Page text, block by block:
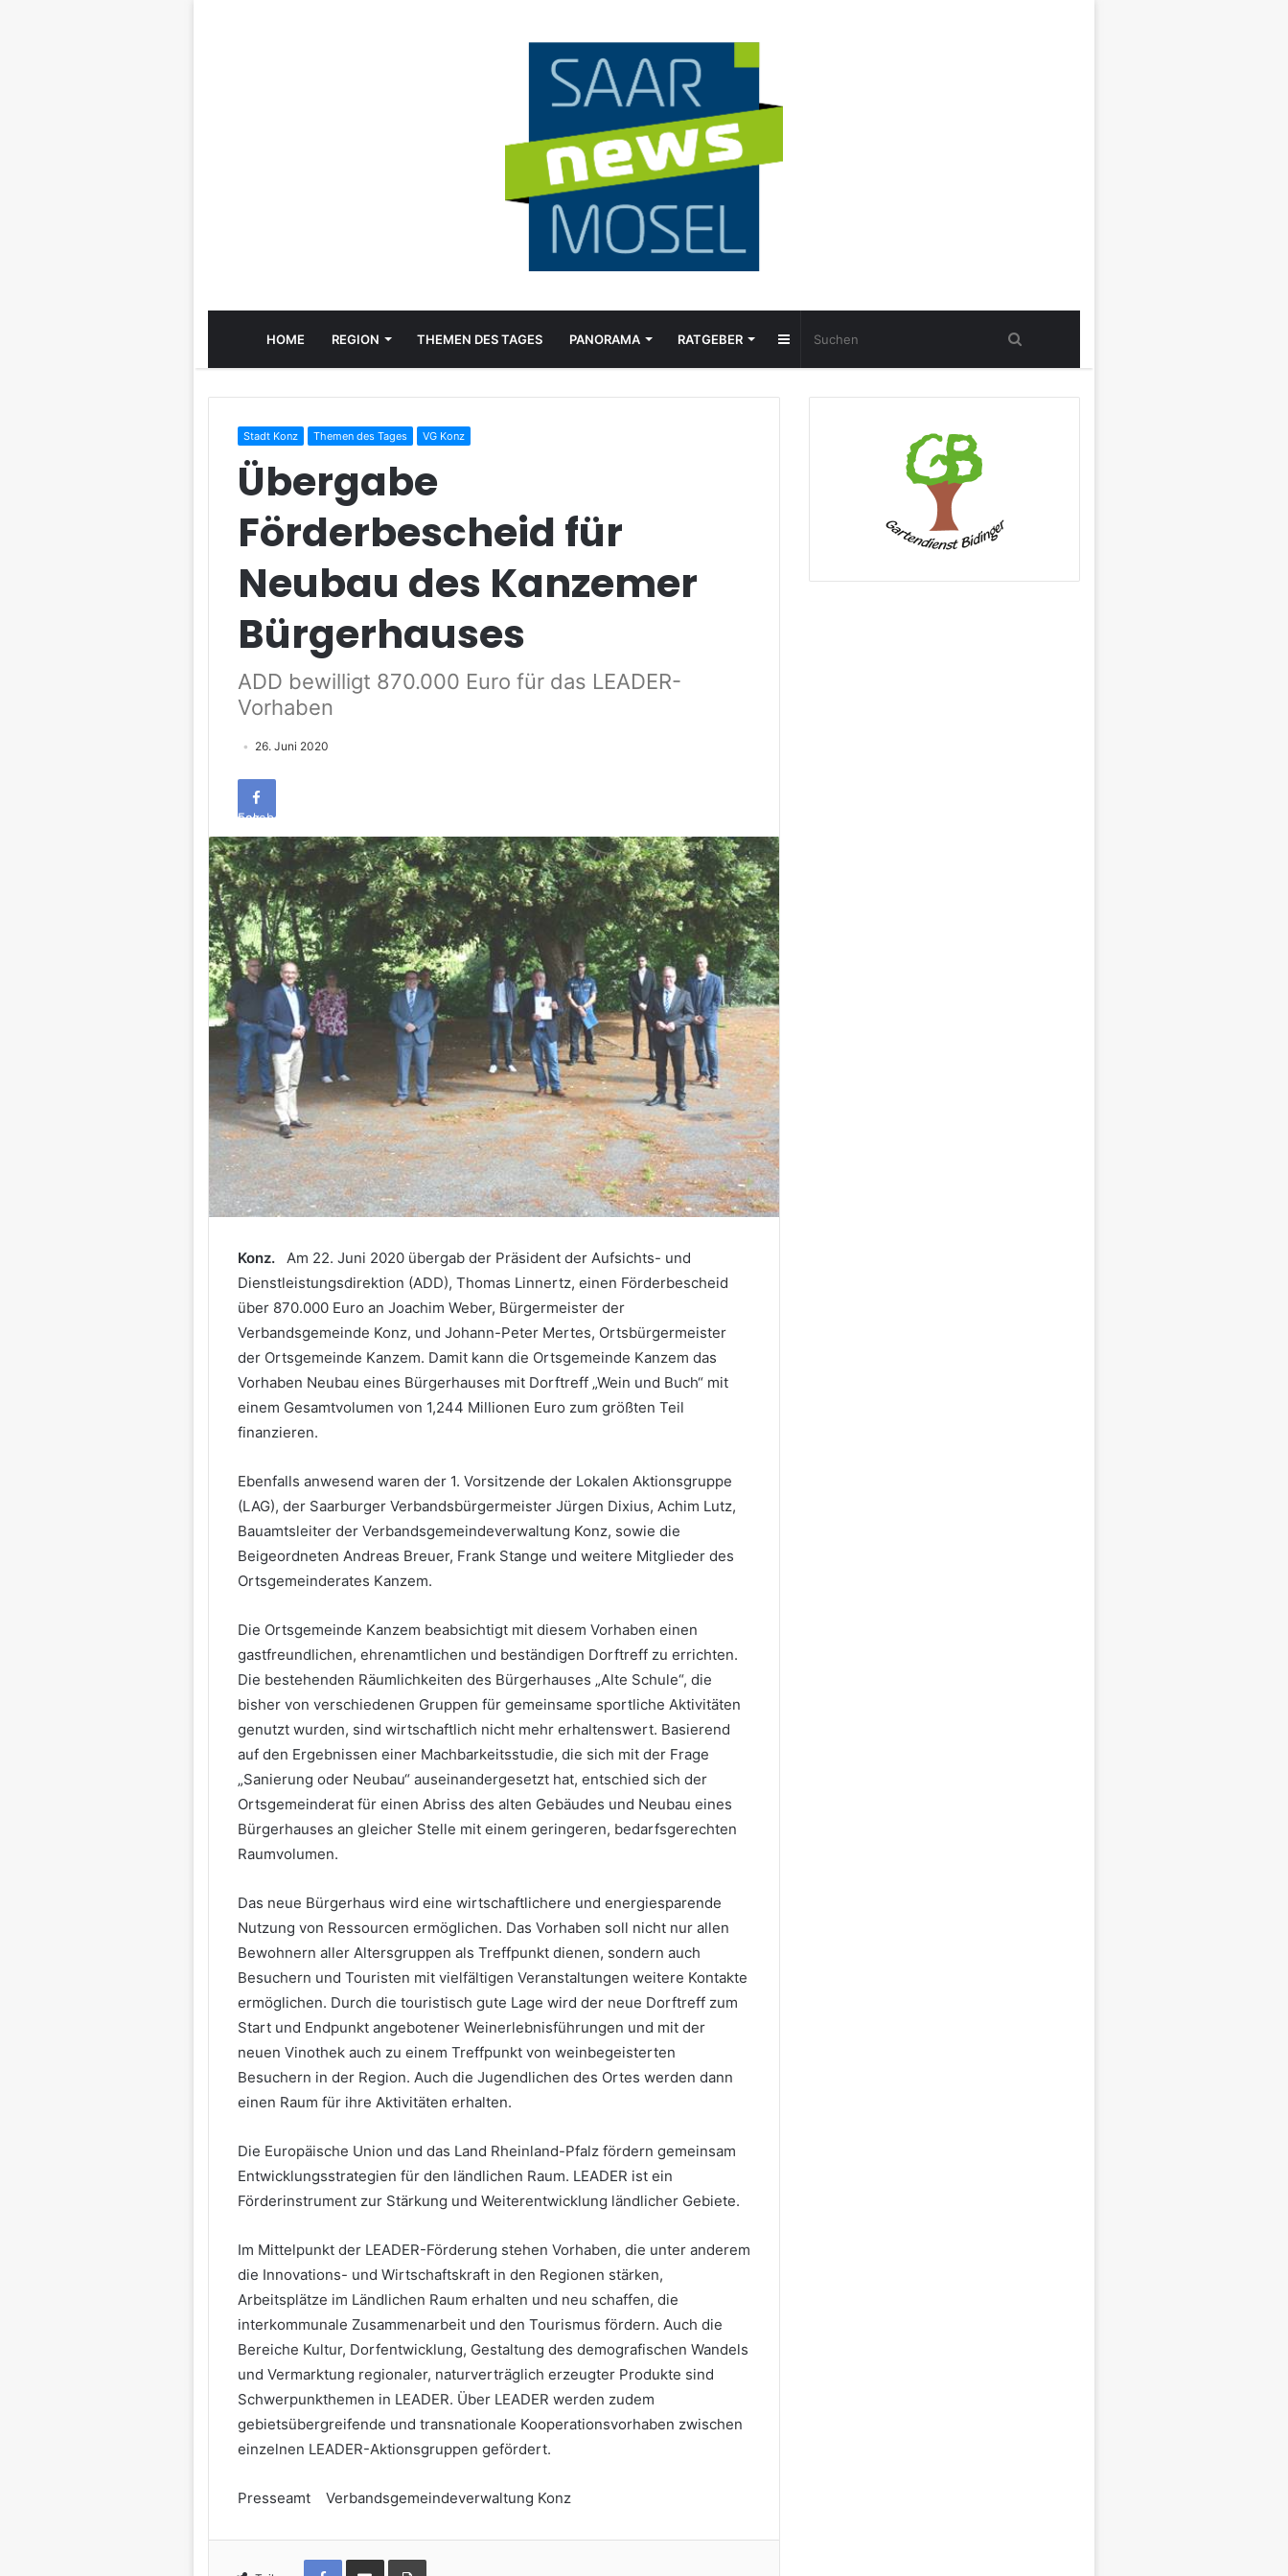
HOME REGION THEMEN DES TAGES PANORAMA RATGEBER Sidebar
Stadt Konz Themen des Tages VG Konz
Übergabe
Förderbescheid für
Neubau des Kanzemer
Bürgerhauses
ADD bewilligt 870.000 Euro für das LEADER-
Vorhaben
26. Juni 2020
Facebook
Konz. Am 22. Juni 2020 übergab der Präsident der Aufsichts- und
Dienstleistungsdirektion (ADD), Thomas Linnertz, einen Förderbescheid
über 870.000 Euro an Joachim Weber, Bürgermeister der
Verbandsgemeinde Konz, und Johann-Peter Mertes, Ortsbürgermeister
der Ortsgemeinde Kanzem. Damit kann die Ortsgemeinde Kanzem das
Vorhaben Neubau eines Bürgerhauses mit Dorftreff „Wein und Buch“ mit
einem Gesamtvolumen von 1,244 Millionen Euro zum größten Teil
finanzieren.
Ebenfalls anwesend waren der 1. Vorsitzende der Lokalen Aktionsgruppe
(LAG), der Saarburger Verbandsbürgermeister Jürgen Dixius, Achim Lutz,
Bauamtsleiter der Verbandsgemeindeverwaltung Konz, sowie die
Beigeordneten Andreas Breuer, Frank Stange und weitere Mitglieder des
Ortsgemeinderates Kanzem.
Die Ortsgemeinde Kanzem beabsichtigt mit diesem Vorhaben einen
gastfreundlichen, ehrenamtlichen und beständigen Dorftreff zu errichten.
Die bestehenden Räumlichkeiten des Bürgerhauses „Alte Schule“, die
bisher von verschiedenen Gruppen für gemeinsame sportliche Aktivitäten
genutzt wurden, sind wirtschaftlich nicht mehr erhaltenswert. Basierend
auf den Ergebnissen einer Machbarkeitsstudie, die sich mit der Frage
„Sanierung oder Neubau“ auseinandergesetzt hat, entschied sich der
Ortsgemeinderat für einen Abriss des alten Gebäudes und Neubau eines
Bürgerhauses an gleicher Stelle mit einem geringeren, bedarfsgerechten
Raumvolumen.
Das neue Bürgerhaus wird eine wirtschaftlichere und energiesparende
Nutzung von Ressourcen ermöglichen. Das Vorhaben soll nicht nur allen
Bewohnern aller Altersgruppen als Treffpunkt dienen, sondern auch
Besuchern und Touristen mit vielfältigen Veranstaltungen weitere Kontakte
ermöglichen. Durch die touristisch gute Lage wird der neue Dorftreff zum
Start und Endpunkt angebotener Weinerlebnisführungen und mit der
neuen Vinothek auch zu einem Treffpunkt von weinbegeisterten
Besuchern in der Region. Auch die Jugendlichen des Ortes werden dann
einen Raum für ihre Aktivitäten erhalten.
Die Europäische Union und das Land Rheinland-Pfalz fördern gemeinsam
Entwicklungsstrategien für den ländlichen Raum. LEADER ist ein
Förderinstrument zur Stärkung und Weiterentwicklung ländlicher Gebiete.
Im Mittelpunkt der LEADER-Förderung stehen Vorhaben, die unter anderem
die Innovations- und Wirtschaftskraft in den Regionen stärken,
Arbeitsplätze im Ländlichen Raum erhalten und neu schaffen, die
interkommunale Zusammenarbeit und den Tourismus fördern. Auch die
Bereiche Kultur, Dorfentwicklung, Gestaltung des demografischen Wandels
und Vermarktung regionaler, naturverträglich erzeugter Produkte sind
Schwerpunkthemen in LEADER. Über LEADER werden zudem
gebietsübergreifende und transnationale Kooperationsvorhaben zwischen
einzelnen LEADER-Aktionsgruppen gefördert.
Presseamt Verbandsgemeindeverwaltung Konz